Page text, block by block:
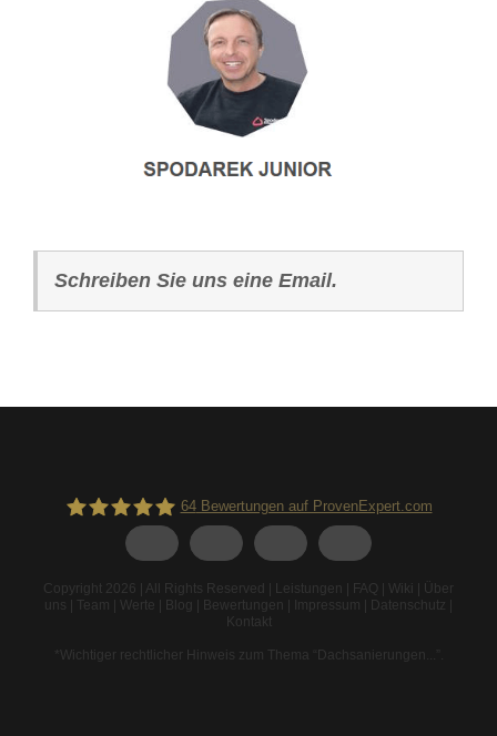
Schreiben Sie uns eine Email.
64Bewertungen auf ProvenExpert.com
Copyright 2026 | All Rights Reserved | Leistungen FAQ Wiki
Über
uns
Team Werte Blog Bewertungen Impressum Datenschutz
Kontakt
*Wichtiger rechtlicher Hinweis zum Thema “Dachsanierungen...” .